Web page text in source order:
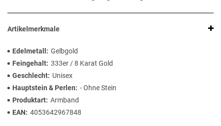
Artikelmerkmale
Edelmetall
Gelbgold
Feingehalt 333er / 8 Karat Gold
Geschlecht
Unisex
Hauptstein & Perlen
- Ohne Stein
Produktart Armband
EAN
4053642967848